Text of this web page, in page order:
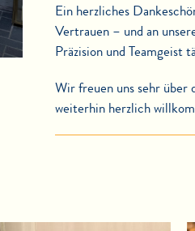
Ein herzliches
Vertrauen – und an
Präzision und Teamgeist
Wir freuen uns sehr über
weiterhin herzlich